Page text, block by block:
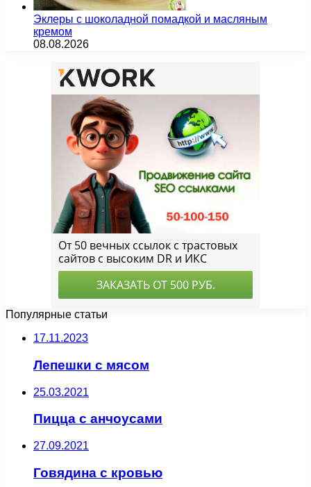
Эклеры с шоколадной помадкой и масляным
кремом
08.08.2026
Популярные статьи
17.11.2023
Лепешки с мясом
25.03.2021
Пицца с анчоусами
27.09.2021
Говядина с кровью